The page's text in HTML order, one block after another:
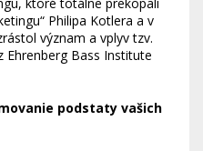
Philipa Kotlera a v
význam a vplyv tzv.
Ehrenberg Bass Institute
podstaty vašich